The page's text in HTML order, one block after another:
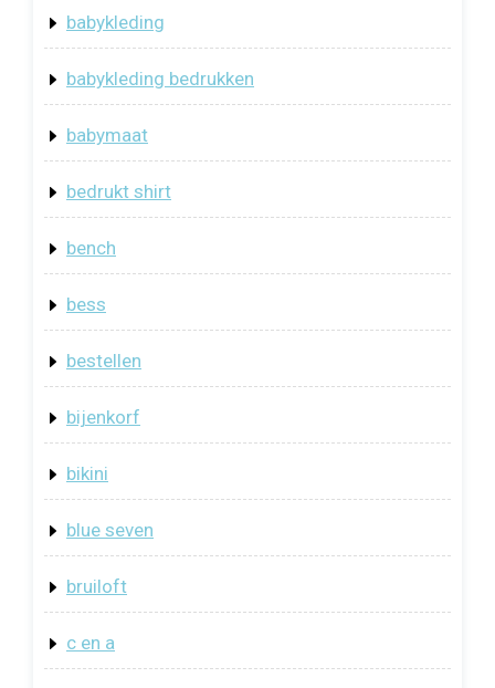
babykleding
babykleding bedrukken
babymaat
bedrukt shirt
bench
bess
bestellen
bijenkorf
bikini
blue seven
bruiloft
c en a